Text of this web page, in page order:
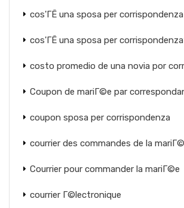
cos'ГЁ una sposa per corrispondenza
cos'ГЁ una sposa per
costo promedio de una novia por
Coupon de mariГ©e par
coupon sposa per corrispondenza
courrier des commandes de la
Courrier pour commander la mariГ©e
courrier Г©lectronique